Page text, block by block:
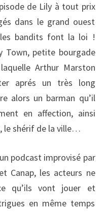
de Lily à tout prix
dans le grand ouest
bandits font la loi !
Town, petite bourgade
Arthur Marston
aprés un très long
alors un barman qu’il
en affection, ainsi
le shérif de la ville…
podcast improvisé par
Canap, les acteurs ne
qu’ils vont jouer et
en même temps